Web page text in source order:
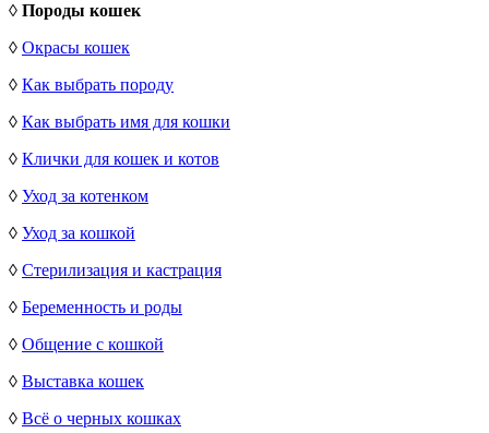
◊ Породы кошек
◊ Окрасы кошек
◊ Как выбрать породу
◊ Как выбрать имя для кошки
◊ Клички для кошек и котов
◊ Уход за котенком
◊ Уход за кошкой
◊ Стерилизация и кастрация
◊ Беременность и роды
◊ Общение с кошкой
◊ Выставка кошек
◊ Всё о черных кошках